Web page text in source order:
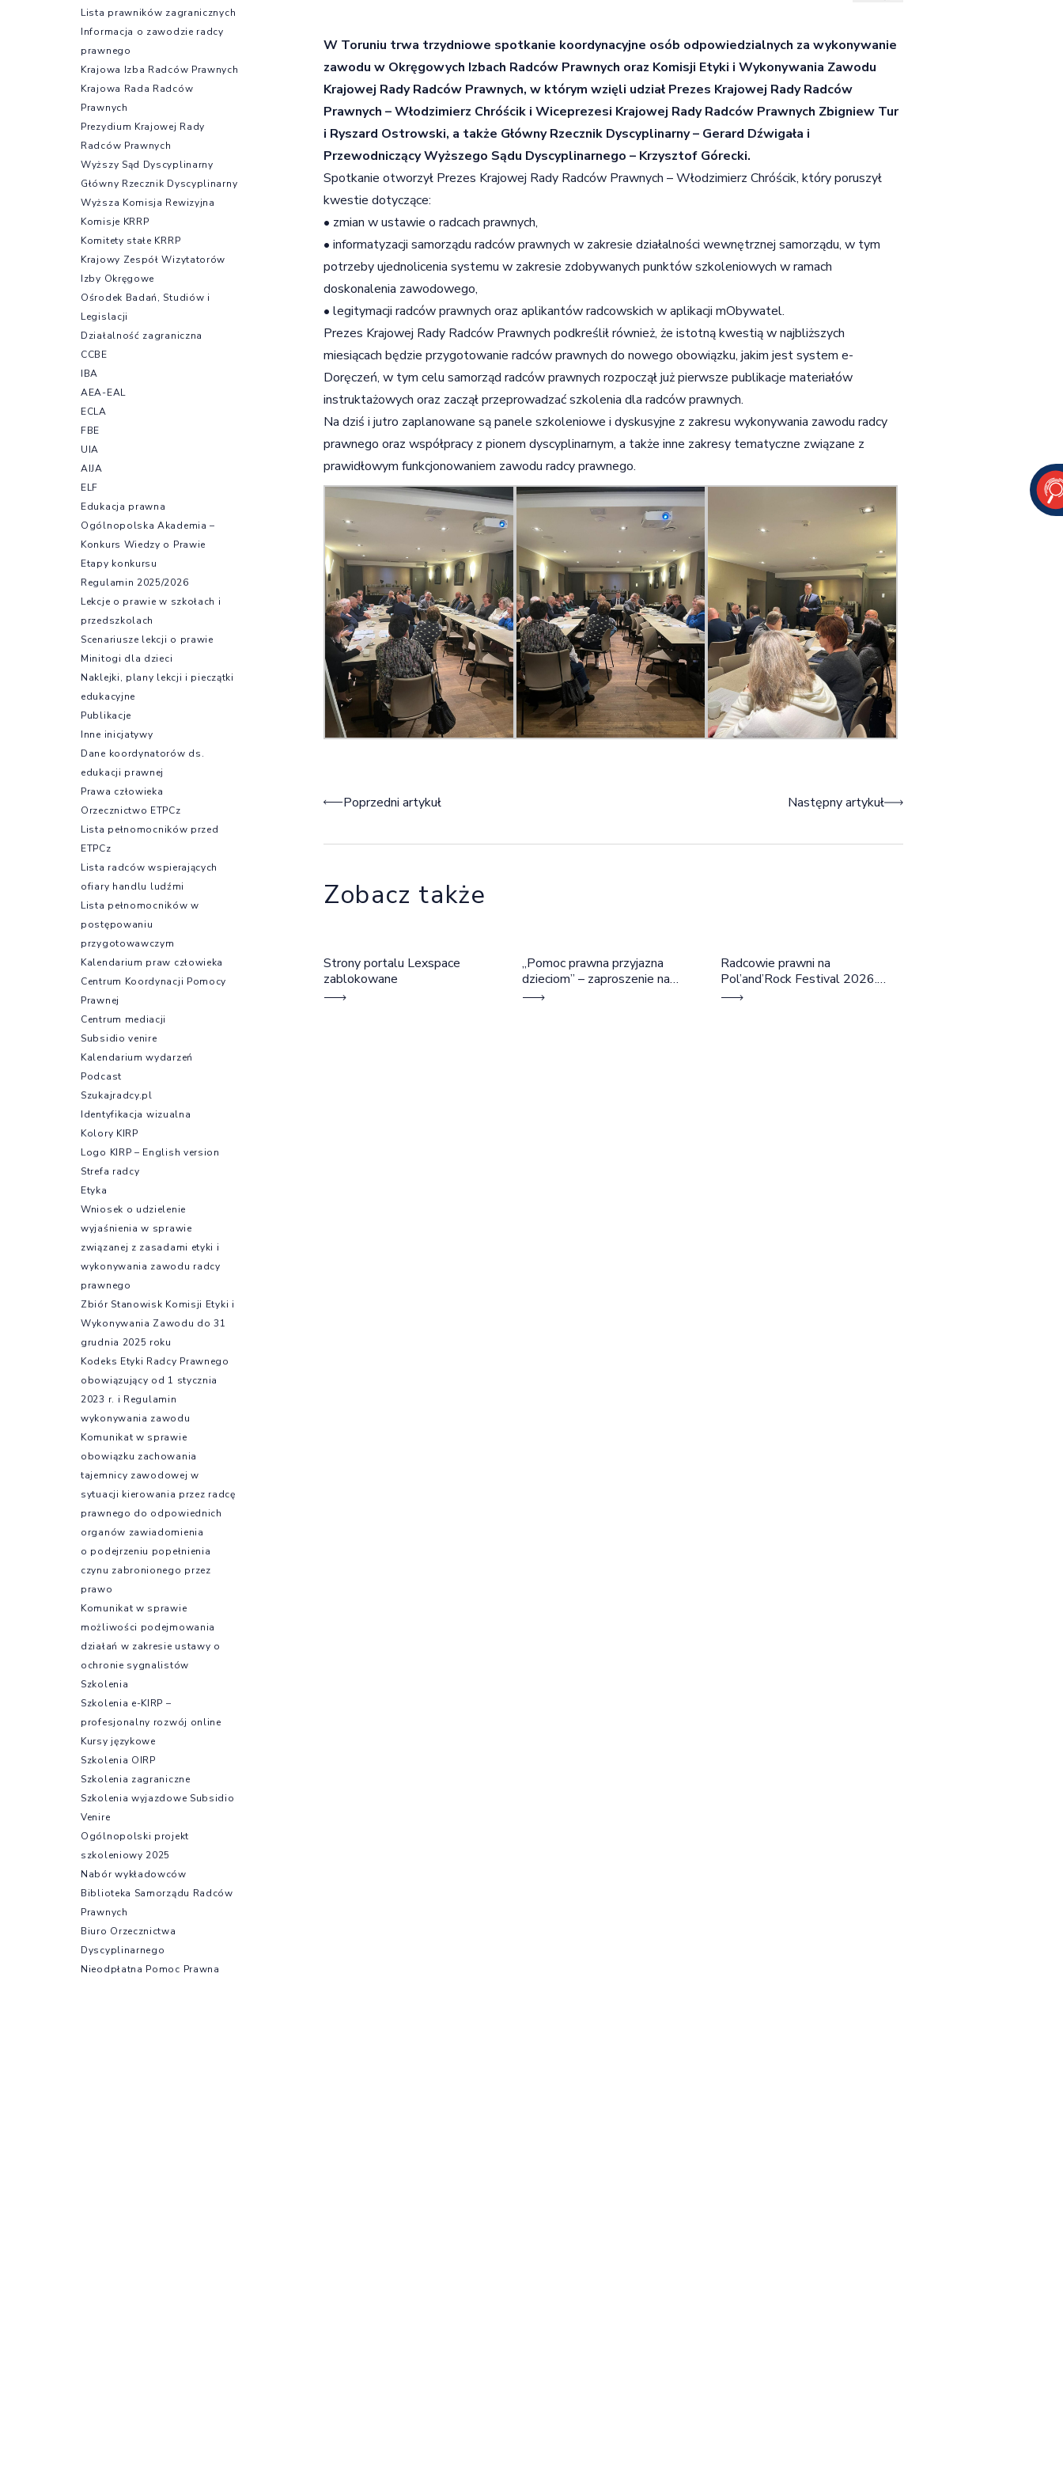
W Toruniu trwa trzydniowe spotkanie koordynacyjne osób odpowiedzialnych za wykonywanie
zawodu w Okręgowych Izbach Radców Prawnych oraz Komisji Etyki i Wykonywania Zawodu
Krajowej Rady Radców Prawnych, w którym wzięli udział Prezes Krajowej Rady Radców
Prawnych – Włodzimierz Chróścik i Wiceprezesi Krajowej Rady Radców Prawnych Zbigniew Tur
i Ryszard Ostrowski, a także Główny Rzecznik Dyscyplinarny – Gerard Dźwigała i
Przewodniczący Wyższego Sądu Dyscyplinarnego – Krzysztof Górecki.
Spotkanie otworzył Prezes Krajowej Rady Radców Prawnych – Włodzimierz Chróścik, który poruszył
kwestie dotyczące:
• zmian w ustawie o radcach prawnych,
• informatyzacji samorządu radców prawnych w zakresie działalności wewnętrznej samorządu, w tym
potrzeby ujednolicenia systemu w zakresie zdobywanych punktów szkoleniowych w ramach
doskonalenia zawodowego,
• legitymacji radców prawnych oraz aplikantów radcowskich w aplikacji mObywatel.
Prezes Krajowej Rady Radców Prawnych podkreślił również, że istotną kwestią w najbliższych
miesiącach będzie przygotowanie radców prawnych do nowego obowiązku, jakim jest system e-
Doręczeń, w tym celu samorząd radców prawnych rozpoczął już pierwsze publikacje materiałów
instruktażowych oraz zaczął przeprowadzać szkolenia dla radców prawnych.
Na dziś i jutro zaplanowane są panele szkoleniowe i dyskusyjne z zakresu wykonywania zawodu radcy
prawnego oraz współpracy z pionem dyscyplinarnym, a także inne zakresy tematyczne związane z
prawidłowym funkcjonowaniem zawodu radcy prawnego.
Nawigacja wpisu
Poprzedni artykuł Następny artykuł
Zobacz także
Strony portalu Lexspace
zablokowane
„Pomoc prawna przyjazna
dzieciom” – zaproszenie na
szkolenie
Radcowie prawni na
Pol’and’Rock Festival 2026.
Cztery dni rozmów, edukacji i
Lista prawników zagranicznych
Informacja o zawodzie radcy
prawnego
Krajowa Izba Radców Prawnych
Krajowa Rada Radców
Prawnych
Prezydium Krajowej Rady
Radców Prawnych
Wyższy Sąd Dyscyplinarny
Główny Rzecznik Dyscyplinarny
Wyższa Komisja Rewizyjna
Komisje KRRP
Komitety stałe KRRP
Krajowy Zespół Wizytatorów
Izby Okręgowe
Ośrodek Badań, Studiów i
Legislacji
Działalność zagraniczna
CCBE
IBA
AEA-EAL
ECLA
FBE
UIA
AIJA
ELF
Edukacja prawna
Ogólnopolska Akademia –
Konkurs Wiedzy o Prawie
Etapy konkursu
Regulamin 2025/2026
Lekcje o prawie w szkołach i
przedszkolach
Scenariusze lekcji o prawie
Minitogi dla dzieci
Naklejki, plany lekcji i pieczątki
edukacyjne
Publikacje
Inne inicjatywy
Dane koordynatorów ds.
edukacji prawnej
Prawa człowieka
Orzecznictwo ETPCz
Lista pełnomocników przed
ETPCz
Lista radców wspierających
ofiary handlu ludźmi
Lista pełnomocników w
postępowaniu
przygotowawczym
Kalendarium praw człowieka
Centrum Koordynacji Pomocy
Prawnej
Centrum mediacji
Subsidio venire
Kalendarium wydarzeń
Podcast
Szukajradcy.pl
Identyfikacja wizualna
Kolory KIRP
Logo KIRP – English version
Strefa radcy
Etyka
Wniosek o udzielenie
wyjaśnienia w sprawie
związanej z zasadami etyki i
wykonywania zawodu radcy
prawnego
Zbiór Stanowisk Komisji Etyki i
Wykonywania Zawodu do 31
grudnia 2025 roku
Kodeks Etyki Radcy Prawnego
obowiązujący od 1 stycznia
2023 r. i Regulamin
wykonywania zawodu
Komunikat w sprawie
obowiązku zachowania
tajemnicy zawodowej w
sytuacji kierowania przez radcę
prawnego do odpowiednich
organów zawiadomienia
o podejrzeniu popełnienia
czynu zabronionego przez
prawo
Komunikat w sprawie
możliwości podejmowania
działań w zakresie ustawy o
ochronie sygnalistów
Szkolenia
Szkolenia e-KIRP –
profesjonalny rozwój online
Kursy językowe
Szkolenia OIRP
Szkolenia zagraniczne
Szkolenia wyjazdowe Subsidio
Venire
Ogólnopolski projekt
szkoleniowy 2025
Nabór wykładowców
Biblioteka Samorządu Radców
Prawnych
Biuro Orzecznictwa
Dyscyplinarnego
Nieodpłatna Pomoc Prawna